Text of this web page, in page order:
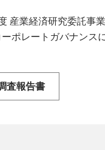
産業経済研究委託事
ポレートガバナンス
査報告書